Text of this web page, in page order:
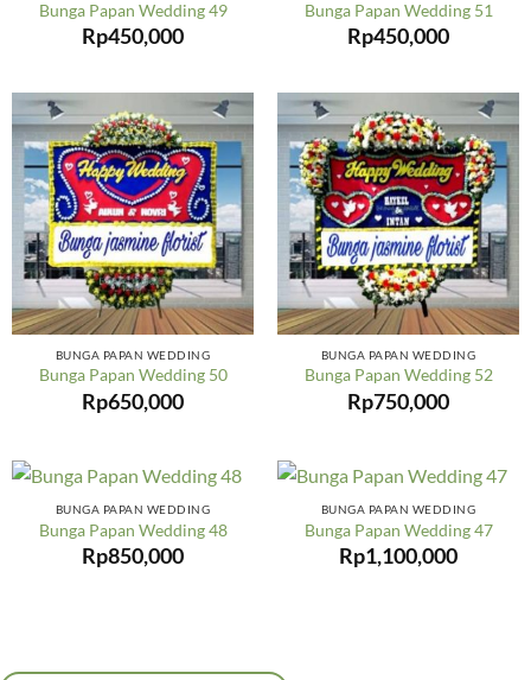
Bunga Papan Wedding 49
Rp450,000
Bunga Papan Wedding 51
Rp450,000
BUNGA PAPAN WEDDING
Bunga Papan Wedding 50
Rp650,000
BUNGA PAPAN WEDDING
Bunga Papan Wedding 52
Rp750,000
BUNGA PAPAN WEDDING
Bunga Papan Wedding 48
Rp850,000
BUNGA PAPAN WEDDING
Bunga Papan Wedding 47
Rp1,100,000